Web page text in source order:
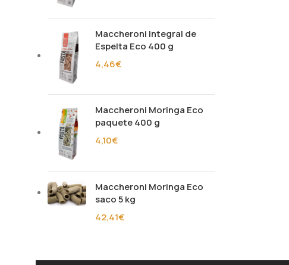
Maccheroni Integral de
Espelta Eco 400 g
4,46€
Maccheroni Moringa Eco
paquete 400 g
4,10€
Maccheroni Moringa Eco
saco 5 kg
42,41€